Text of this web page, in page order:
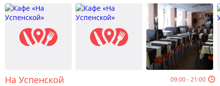
На Успенской 09:00 - 21:00